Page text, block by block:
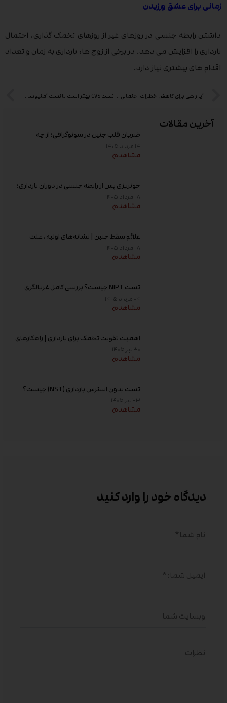
آخرین مقالات
ضربان قلب جنین در سونوگرافی؛ از چه
هفته‌ای دیده می‌شود؟
۱۴ مرداد ۱۴۰۵
مشاهده
خونریزی پس از رابطه جنسی در دوران بارداری؛
علت و زمان مراجعه به پزشک
۰۸ مرداد ۱۴۰۵
مشاهده
علائم سقط جنین | نشانه‌های اولیه، علت
خونریزی، عوامل خطر و زمان مراجعه به پزشک
۰۸ مرداد ۱۴۰۵
مشاهده
تست NIPT چیست؟ بررسی کامل غربالگری
غیر تهاجمی پیش از تولد، زمان انجام و تفسیر
جواب
۰۴ مرداد ۱۴۰۵
مشاهده
اهمیت تقویت تخمک برای بارداری | راهکارهای
افزایش کیفیت تخمک و شانس باروری
۳۰ تیر ۱۴۰۵
مشاهده
تست بدون استرس بارداری (NST) چیست؟
زمان انجام و تفسیر نتیجه
۲۳ تیر ۱۴۰۵
مشاهده
زمانی برای عشق ورزیدن
داشتن رابطه جنسی در روزهای غیر از روزهای تخمک گذاری، احتمال
بارداری را افزایش می دهد. در برخی از زوج ها، بارداری به زمان و تعداد
اقدام های بیشتری نیاز دارد.
آیا راهی برای کاهش خطرات احتمالی CVS وجود دارد؟ تست CVS بهتر است یا تست آمنیوسنتز ؟
دیدگاه خود را وارد کنید